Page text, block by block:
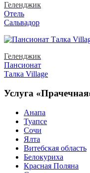
Геленджик
Отель
Сальвадор
Геленджик
Пансионат
Талка Village
Услуга
Анапа
Туапсе
Сочи
Ялта
Витебская область
Белокуриха
Красная Поляна